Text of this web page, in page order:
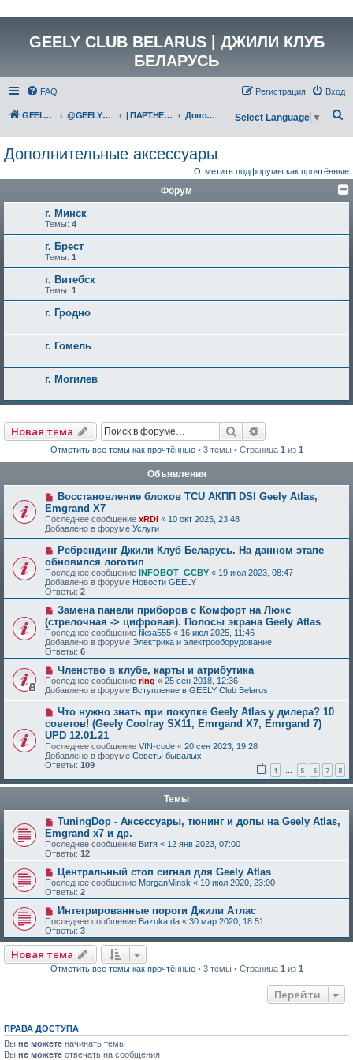
GEELY CLUB BELARUS | ДЖИЛИ КЛУБ
БЕЛАРУСЬ
FAQ Вход
Регистрация
GEELY Club Belarus @GEELYCLUBBY | ПАРТНЕРЫ КЛУБА Дополнительные аксессуары
с
к
Select Language ▼
Дополнительные аксессуары
Отметить подфорумы как прочтённые
Форум
г. Минск
Темы: 4
г. Брест
Темы: 1
г. Витебск
Темы: 1
г. Гродно
г. Гомель
г. Могилев
Новая тема Поиск
Отметить все темы как прочтённые• 3 темы • Страница 1 из 1
Объявления
Восстановление блоков TCU АКПП DSI Geely Atlas,
Emgrand X7
Последнее сообщение xRDI « 10 окт 2025, 23:48
Добавлено в форуме Услуги
Ребрендинг Джили Клуб Беларусь. На данном этапе
обновился логотип
Последнее сообщение INFOBOT_GCBY « 19 июл 2023, 08:47
Добавлено в форуме Новости GEELY
Ответы: 2
Замена панели приборов с Комфорт на Люкс
(стрелочная -> цифровая). Полосы экрана Geely Atlas
Последнее сообщение fiksa555 « 16 июл 2025, 11:46
Добавлено в форуме Электрика и электрооборудование
Ответы: 6
Членство в клубе, карты и атрибутика
Последнее сообщение ring « 25 сен 2018, 12:36
Добавлено в форуме Вступление в GEELY Club Belarus
Что нужно знать при покупке Geely Atlas у дилера? 10
советов! (Geely Coolray SX11, Emrgand X7, Emrgand 7)
UPD 12.01.21
Последнее сообщение VIN-code « 20 сен 2023, 19:28
Добавлено в форуме Советы бывалых
Ответы: 109 1 … 5 6 7 8
Темы
TuningDop - Аксессуары, тюнинг и допы на Geely Atlas,
Emgrand x7 и др.
Последнее сообщение Витя « 12 янв 2023, 07:00
Ответы: 12
Центральный cтоп сигнал для Geely Atlas
Последнее сообщение MorganMinsk « 10 июл 2020, 23:00
Ответы: 2
Интегрированные пороги Джили Атлаc
Последнее сообщение Bazuka.da « 30 мар 2020, 18:51
Ответы: 3
Новая тема
Отметить все темы как прочтённые• 3 темы • Страница 1 из 1
Перейти
ПРАВА ДОСТУПА
Вы не можете начинать темы
Вы не можете отвечать на сообщения